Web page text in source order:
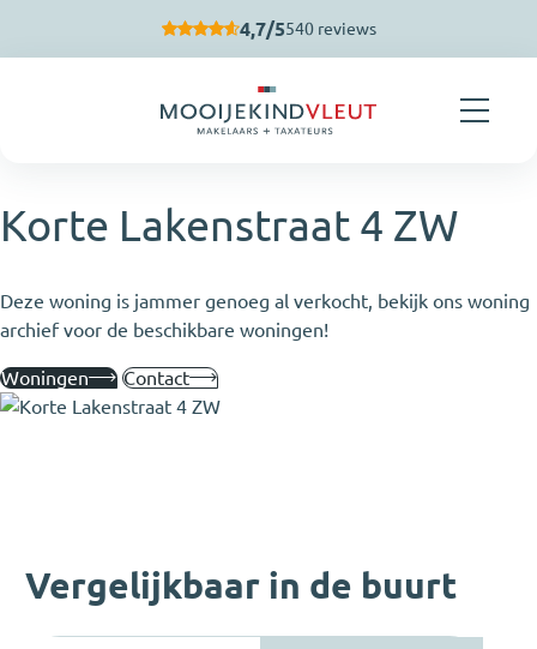
4,7/5540 reviews
Korte Lakenstraat 4 ZW
Deze woning is jammer genoeg al verkocht, bekijk ons woning
archief voor de beschikbare woningen!
Woningen Contact
Vergelijkbaar in de buurt